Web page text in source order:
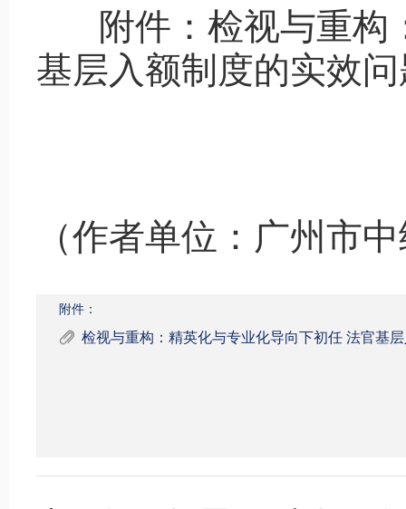
附件： 检视与重构
基层入额制度的实效
（作者单位：广州市
附件：
检视与重构：精英化与专业化导向下初任 法官基